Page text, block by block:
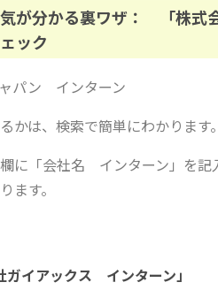
気が分かる裏ワザ： 「株
ック
かは、検索で簡単にわかります。
に「会社名 インターン」を記
ます。
イアックス インターン」